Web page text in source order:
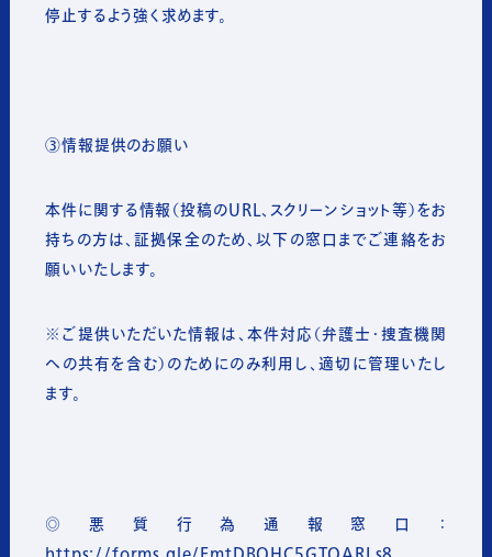
停止するよう強く求めます。
③情報提供のお願い
本件に関する情報（投稿のURL、スクリーンショット等）をお
持ちの方は、証拠保全のため、以下の窓口までご連絡をお
願いいたします。
※ご提供いただいた情報は、本件対応（弁護士・捜査機関
への共有を含む）のためにのみ利用し、適切に管理いたし
ます。
◎悪質行為通報窓口：